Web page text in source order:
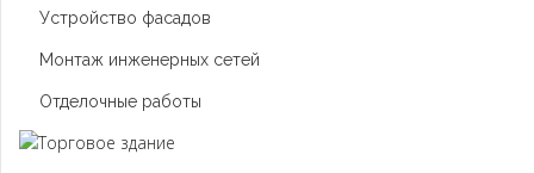
Устройство фасадов
Монтаж инженерных сетей
Отделочные работы